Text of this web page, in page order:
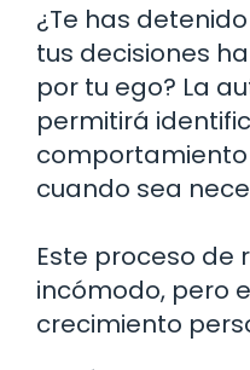
¿Te has
tus decisiones
por tu ego? La
permitirá
cuando sea
Este proceso de
incómodo, pero
crecimiento